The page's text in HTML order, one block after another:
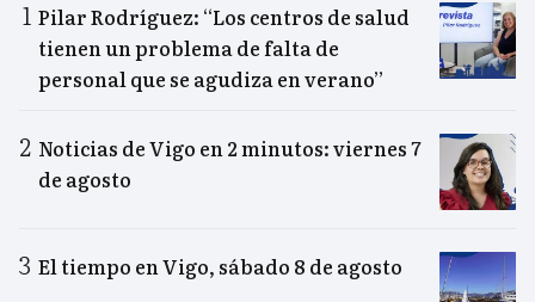
Pilar Rodríguez: “Los centros de salud
tienen un problema de falta de
personal que se agudiza en verano”
Noticias de Vigo en 2 minutos: viernes 7
de agosto
El tiempo en Vigo, sábado 8 de agosto